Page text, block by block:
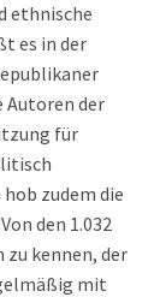
ethnische
es in der
Autoren der
für
zudem die
den 1.032
kennen, der
mit